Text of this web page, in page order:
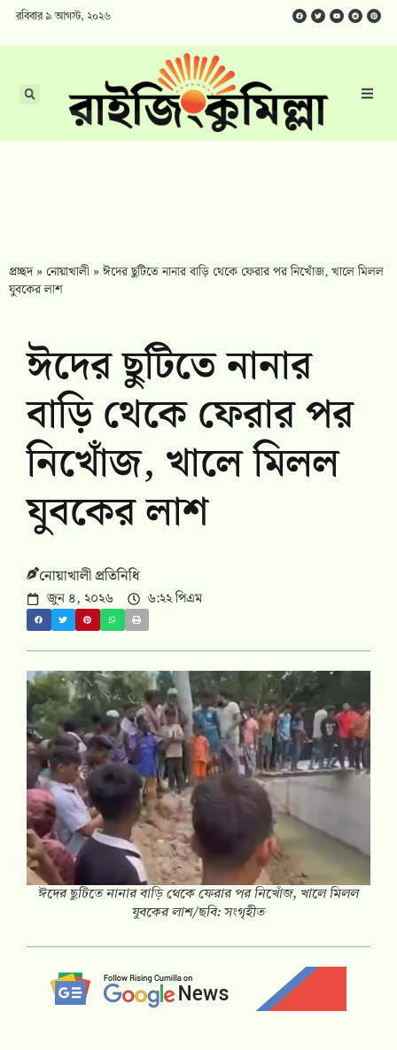
রবিবার ৯ আগস্ট, ২০২৬
প্রচ্ছদ» নোয়াখালী »ঈদের ছুটিতে নানার বাড়ি থেকে ফেরার পর নিখোঁজ, খালে মিলল
যুবকের লাশ
ঈদের ছুটিতে নানার
বাড়ি থেকে ফেরার পর
নিখোঁজ, খালে মিলল
যুবকের লাশ
নোয়াখালী প্রতিনিধি
জুন ৪, ২০২৬ ৬:২২ পিএম
ঈদের ছুটিতে নানার বাড়ি থেকে ফেরার পর নিখোঁজ, খালে মিলল
যুবকের লাশ/ছবি: সংগৃহীত